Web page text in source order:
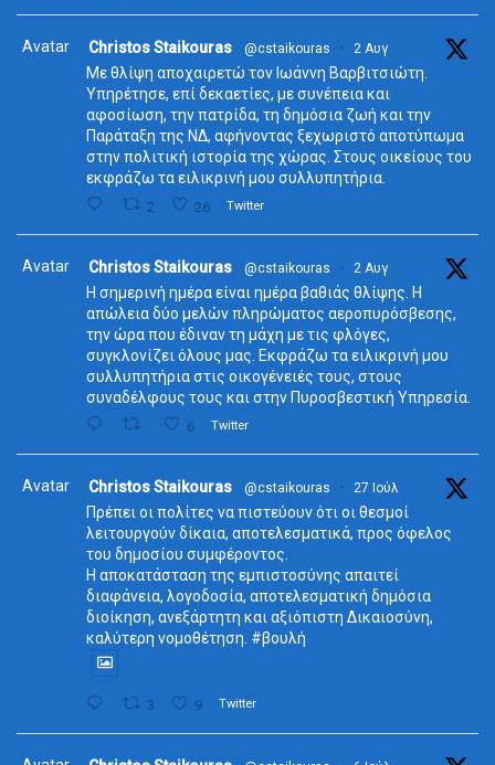
Avatar Christos Staikouras @cstaikouras · 2 Αυγ
Με θλίψη αποχαιρετώ τον Ιωάννη Βαρβιτσιώτη.
Υπηρέτησε, επί δεκαετίες, με συνέπεια και
αφοσίωση, την πατρίδα, τη δημόσια ζωή και την
Παράταξη της ΝΔ, αφήνοντας ξεχωριστό αποτύπωμα
στην πολιτική ιστορία της χώρας. Στους οικείους του
εκφράζω τα ειλικρινή μου συλλυπητήρια.
2 26 Twitter
Avatar Christos Staikouras @cstaikouras · 2 Αυγ
Η σημερινή ημέρα είναι ημέρα βαθιάς θλίψης. Η
απώλεια δύο μελών πληρώματος αεροπυρόσβεσης,
την ώρα που έδιναν τη μάχη με τις φλόγες,
συγκλονίζει όλους μας. Εκφράζω τα ειλικρινή μου
συλλυπητήρια στις οικογένειές τους, στους
συναδέλφους τους και στην Πυροσβεστική Υπηρεσία.
6 Twitter
Avatar Christos Staikouras @cstaikouras · 27 Ιούλ
Πρέπει οι πολίτες να πιστεύουν ότι οι θεσμοί
λειτουργούν δίκαια, αποτελεσματικά, προς όφελος
του δημοσίου συμφέροντος.
Η αποκατάσταση της εμπιστοσύνης απαιτεί
διαφάνεια, λογοδοσία, αποτελεσματική δημόσια
διοίκηση, ανεξάρτητη και αξιόπιστη Δικαιοσύνη,
καλύτερη νομοθέτηση. #βουλή
3 9 Twitter